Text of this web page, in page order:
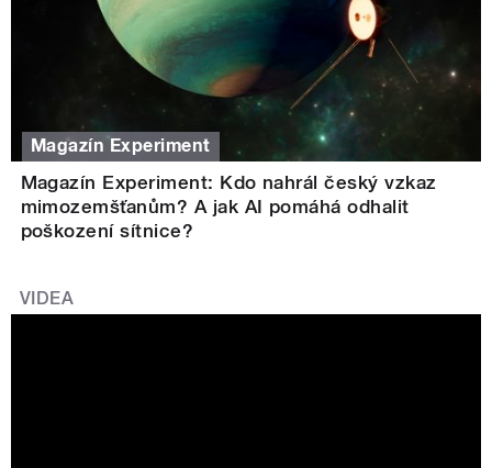
Magazín Experiment
Magazín Experiment: Kdo nahrál český vzkaz
mimozemšťanům? A jak AI pomáhá odhalit
poškození sítnice?
VIDEA